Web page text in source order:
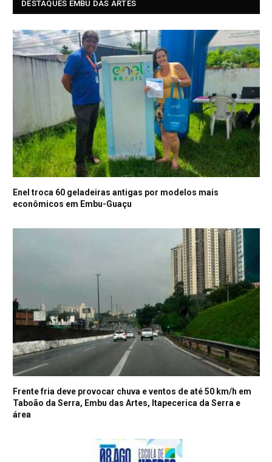
DESTAQUES EMBU DAS ARTES
Enel troca 60 geladeiras antigas por modelos mais
econômicos em Embu-Guaçu
Frente fria deve provocar chuva e ventos de até 50 km/h em
Taboão da Serra, Embu das Artes, Itapecerica da Serra e
área